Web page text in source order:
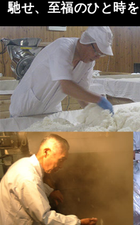
馳せ、至福のひと時